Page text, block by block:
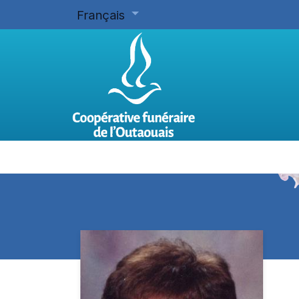
Français